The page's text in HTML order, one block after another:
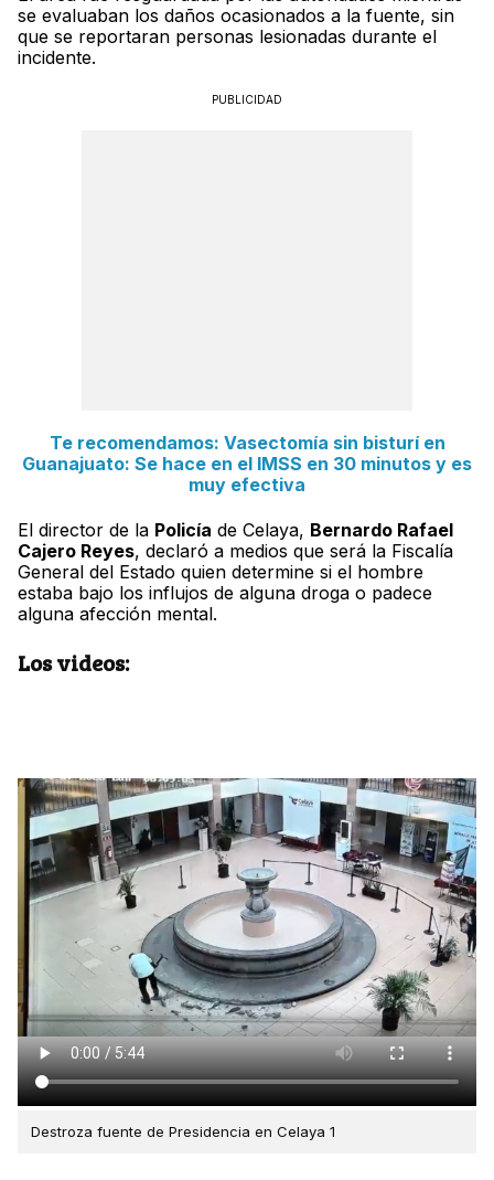
se evaluaban los daños ocasionados a la fuente, sin
que se reportaran personas lesionadas durante el
incidente.
PUBLICIDAD
Te recomendamos: Vasectomía sin bisturí en
Guanajuato: Se hace en el IMSS en 30 minutos y es
muy efectiva
El director de la Policía de Celaya, Bernardo Rafael
Cajero Reyes, declaró a medios que será la Fiscalía
General del Estado quien determine si el hombre
estaba bajo los influjos de alguna droga o padece
alguna afección mental.
Los videos:
Destroza fuente de Presidencia en Celaya 1